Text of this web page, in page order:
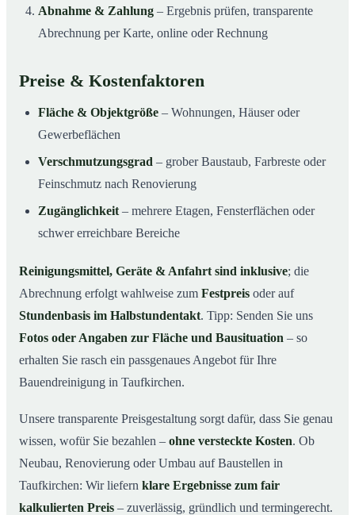
Abnahme & Zahlung – Ergebnis prüfen, transparente
Abrechnung per Karte, online oder Rechnung
Preise & Kostenfaktoren
Fläche & Objektgröße – Wohnungen, Häuser oder
Gewerbeflächen
Verschmutzungsgrad – grober Baustaub, Farbreste oder
Feinschmutz nach Renovierung
Zugänglichkeit – mehrere Etagen, Fensterflächen oder
schwer erreichbare Bereiche
Reinigungsmittel, Geräte & Anfahrt sind inklusive; die
Abrechnung erfolgt wahlweise zum Festpreis oder auf
Stundenbasis im Halbstundentakt. Tipp: Senden Sie uns
Fotos oder Angaben zur Fläche und Bausituation – so
erhalten Sie rasch ein passgenaues Angebot für Ihre
Bauendreinigung in Taufkirchen.
Unsere transparente Preisgestaltung sorgt dafür, dass Sie genau
wissen, wofür Sie bezahlen – ohne versteckte Kosten. Ob
Neubau, Renovierung oder Umbau auf Baustellen in
Taufkirchen: Wir liefern klare Ergebnisse zum fair
kalkulierten Preis – zuverlässig, gründlich und termingerecht.